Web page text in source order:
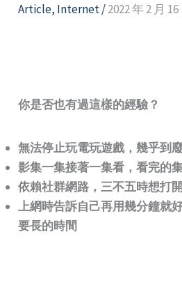
Article, Internet/2022 年 2 月 16
你是否也有過這樣的經驗？
無法停止玩電玩遊戲，幾乎到
影集一集接著一集看，看完的
依賴社群網路，三不五時想打
上網時告訴自己再用幾分鐘就
要長的時間